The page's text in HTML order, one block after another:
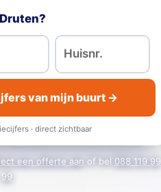
van mijn buurt →
· direct zichtbaar
een offerte aan of bel 088 119 99
99